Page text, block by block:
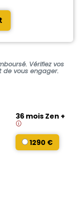
Vérifiez vos
vous engager.
36 mois Zen +
1290 €